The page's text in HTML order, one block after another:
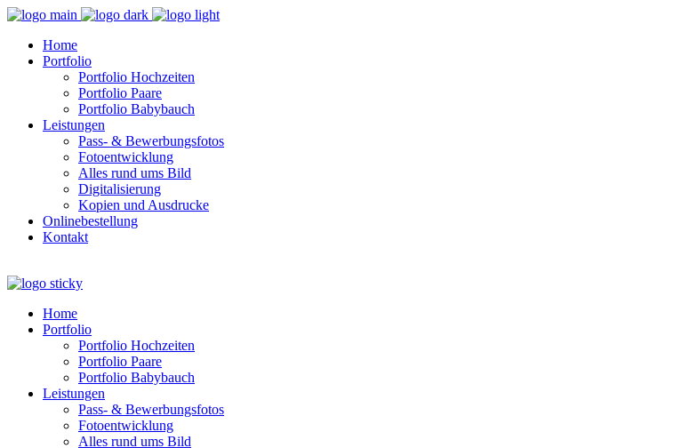
Home
Portfolio
Portfolio Hochzeiten
Portfolio Paare
Portfolio Babybauch
Leistungen
Pass- & Bewerbungsfotos
Fotoentwicklung
Alles rund ums Bild
Digitalisierung
Kopien und Ausdrucke
Onlinebestellung
Kontakt
Home
Portfolio
Portfolio Hochzeiten
Portfolio Paare
Portfolio Babybauch
Leistungen
Pass- & Bewerbungsfotos
Fotoentwicklung
Alles rund ums Bild